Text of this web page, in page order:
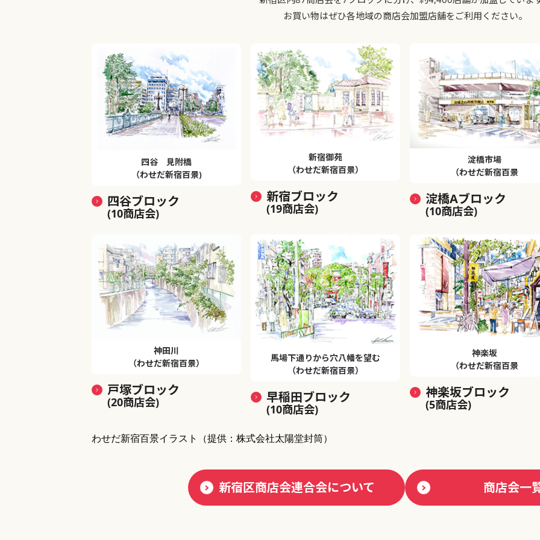
お買い物はぜひ各地域の商店会加盟店舗をご利用ください。
四谷 見附橋
（わせだ新宿百景)
四谷ブロック
(10商店会)
新宿御苑
（わせだ新宿百景）
新宿ブロック
(19商店会)
淀橋市場
（わせだ新宿百景
淀橋Aブロック
(10商店会)
神田川
（わせだ新宿百景）
戸塚ブロック
(20商店会)
馬場下通りから穴八幡を望む
（わせだ新宿百景）
早稲田ブロック
(10商店会)
神楽坂
（わせだ新宿百景
神楽坂ブロック
(5商店会)
わせだ新宿百景イラスト （提供：株式会社太陽堂封筒）
新宿区商店会連合会について 商店会一